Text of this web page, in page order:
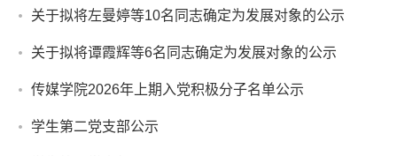
关于拟将左曼婷等10名同志确定为发展对象的公示
关于拟将谭霞辉等6名同志确定为发展对象的公示
传媒学院2026年上期入党积极分子名单公示
学生第二党支部公示